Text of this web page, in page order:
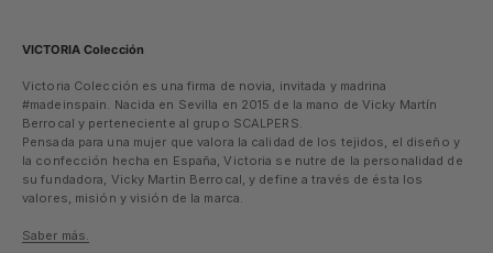
VICTORIA Colección
Victoria Colección es una firma de novia, invitada y madrina
#madeinspain. Nacida en Sevilla en 2015 de la mano de Vicky Martín
Berrocal y perteneciente al grupo SCALPERS.
Pensada para una mujer que valora la calidad de los tejidos, el diseño y
la confección hecha en España, Victoria se nutre de la personalidad de
su fundadora, Vicky Martin Berrocal, y define a través de ésta los
valores, misión y visión de la marca.
Saber más.